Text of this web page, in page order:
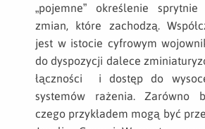
„pojemne” określenie
zmian, które zachodzą.
jest w istocie cyfrowym
do dyspozycji dalece
łączności i dostęp do
systemów rażenia. Zarówno
czego przykładem mogą być